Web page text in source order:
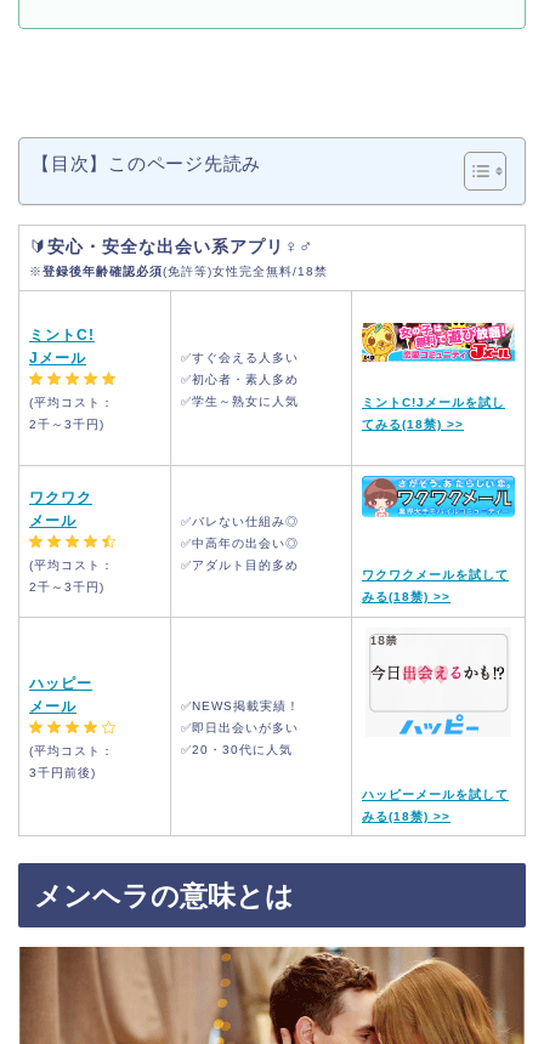
【目次】このページ先読み
🔰安心・安全な出会い系アプリ ♀♂
※登録後年齢確認必須(免許等)女性完全無料/18禁
ミントC!
Jメール
(平均コスト：
2千～3千円)
✅すぐ会える人多い
✅初心者・素人多め
✅学生～熟女に人気
ミントC!Jメールを試し
てみる(18禁) >>
ワクワク
メール
(平均コスト：
2千～3千円)
✅バレない仕組み◎
✅中高年の出会い◎
✅アダルト目的多め
ワクワクメールを試して
みる(18禁) >>
ハッピー
メール
(平均コスト：
3千円前後)
✅NEWS掲載実績！
✅即日出会いが多い
✅20・30代に人気
ハッピーメールを試して
みる(18禁) >>
メンヘラの意味とは